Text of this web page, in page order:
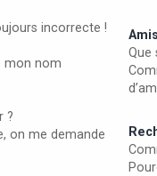
incorrecte !
mon nom
?
on me demande
Que